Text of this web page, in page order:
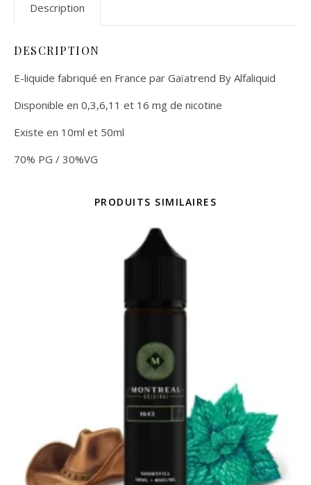
Description
DESCRIPTION
E-liquide fabriqué en France par Gaïatrend By Alfaliquid
Disponible en 0,3,6,11 et 16 mg de nicotine
Existe en 10ml et 50ml
70% PG / 30%VG
PRODUITS SIMILAIRES